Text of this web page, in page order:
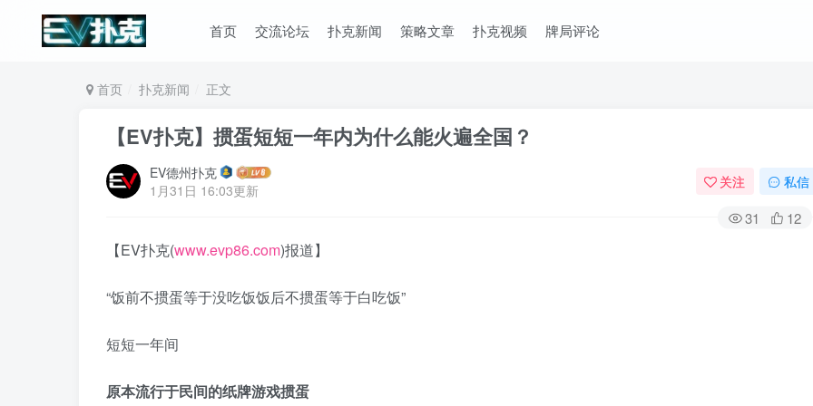
首页 交流论坛 扑克新闻 策略文章 扑克视频 牌局评论
首页 扑克新闻 正文
【EV扑克】掼蛋短短一年内为什么能火遍全国？
EV德州扑克
1月31日 16:03更新
关注 私信
31 12
【EV扑克(www.evp86.com)报道】
“饭前不掼蛋等于没吃饭饭后不掼蛋等于白吃饭”
短短一年间
原本流行于民间的纸牌游戏掼蛋